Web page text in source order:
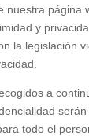
nuestra página
y
la legislación
a
todo el